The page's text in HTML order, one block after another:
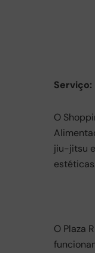
Serviço:
O
jiu-jitsu
O Plaza